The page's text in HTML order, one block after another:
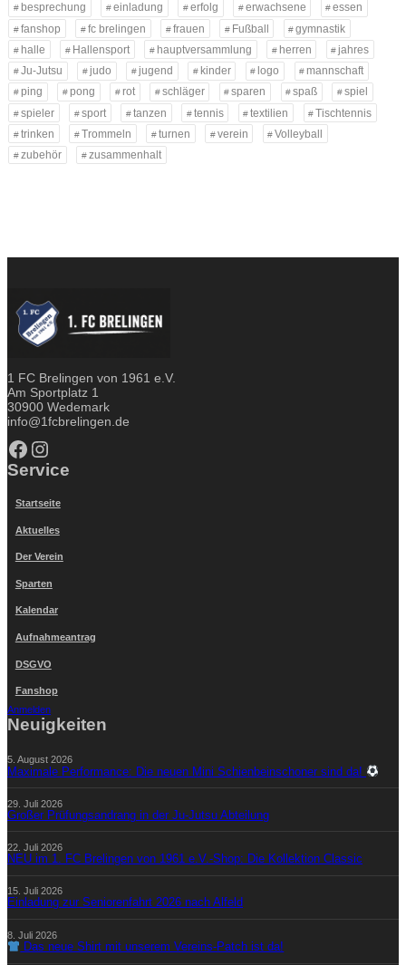
besprechung
einladung erfolg erwachsene
essen
fanshop
fc brelingen frauen Fußball
gymnastik
halle
Hallensport hauptversammlung herren
jahres
Ju-Jutsu
judo jugend kinder logo
mannschaft
ping
pong rot schläger sparen spaß
spiel
spieler
sport tanzen tennis textilien
Tischtennis
trinken
Trommeln turnen verein
Volleyball
zubehör
zusammenhalt
1 FC Brelingen von 1961 e.V.
Am Sportplatz 1
30900 Wedemark
info@1fcbrelingen.de
Facebook Instagram
Service
Startseite
Aktuelles
Der Verein
Sparten
Kalendar
Aufnahmeantrag
DSGVO
Fanshop
Anmelden
Neuigkeiten
5. August 2026
Maximale Performance: Die neuen Mini Schienbeinschoner sind da!
29. Juli 2026
Großer Prüfungsandrang in der Ju-Jutsu Abteilung
22. Juli 2026
NEU im 1. FC Brelingen von 1961 e.V.-Shop: Die Kollektion Classic
15. Juli 2026
Einladung zur Seniorenfahrt 2026 nach Alfeld
8. Juli 2026
Das neue Shirt mit unserem Vereins-Patch ist da!